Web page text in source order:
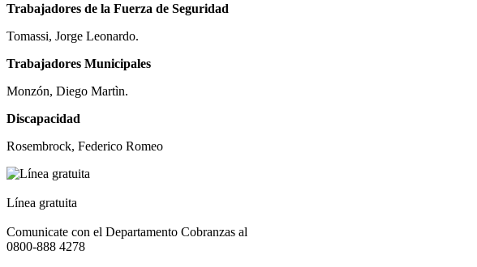
Trabajadores de la Fuerza de Seguridad
Tomassi, Jorge Leonardo.
Trabajadores Municipales
Monzón, Diego Martìn.
Discapacidad
Rosembrock, Federico Romeo
Línea gratuita
Comunicate con el Departamento Cobranzas al
0800-888 4278